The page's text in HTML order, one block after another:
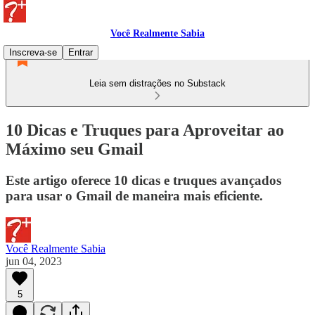
Você Realmente Sabia
Inscreva-se
Entrar
Leia sem distrações no Substack
10 Dicas e Truques para Aproveitar ao
Máximo seu Gmail
Este artigo oferece 10 dicas e truques avançados
para usar o Gmail de maneira mais eficiente.
Você Realmente Sabia
jun 04, 2023
5